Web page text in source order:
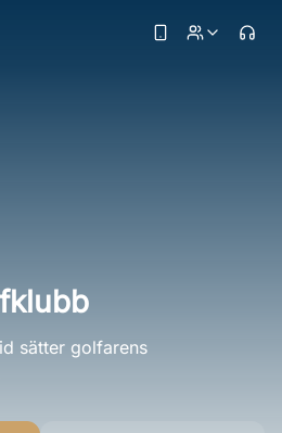
sätter golfarens